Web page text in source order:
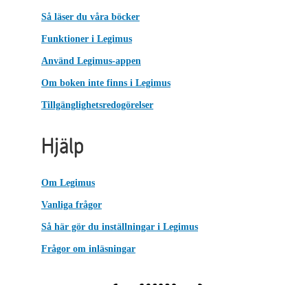
Så läser du våra böcker
Funktioner i Legimus
Använd Legimus-appen
Om boken inte finns i Legimus
Tillgänglighetsredogörelser
Hjälp
Om Legimus
Vanliga frågor
Så här gör du inställningar i Legimus
Frågor om inläsningar